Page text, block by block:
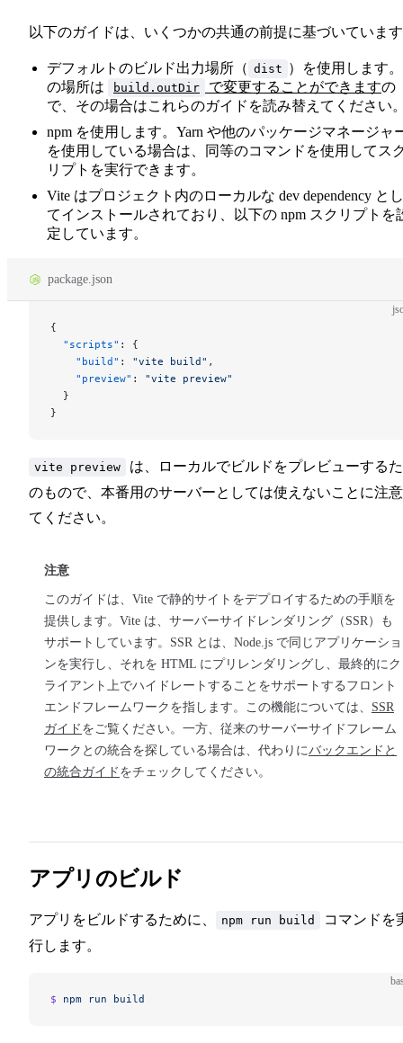
以下のガイドは、いくつかの共通の前提に基づいていま
デフォルトのビルド出力場所（ dist ）を使用します
の場所は
build.outDir で変更することができますの
で、その場合はこれらのガイドを読み替えてください
npm を使用します。Yarn や他のパッケージマネージャ
を使用している場合は、同等のコマンドを使用してス
リプトを実行できます。
Vite はプロジェクト内のローカルな dev dependency とし
てインストールされており、以下の npm スクリプトを
定しています。
package.json
{
  "scripts"
: {
    "build"
: "vite build" ,
    "preview"
: "vite preview"
  }
}
vite preview
は、ローカルでビルドをプレビューする
のもので、本番用のサーバーとしては使えないことに注
てください。
注意
このガイドは、Vite で静的サイトをデプロイするための手順を
提供します。Vite は、サーバーサイドレンダリング（SSR）も
サポートしています。SSR とは、Node.js で同じアプリケーショ
ンを実行し、それを HTML にプリレンダリングし、最終的にク
ライアント上でハイドレートすることをサポートするフロント
エンドフレームワークを指します。この機能については、 SSR
ガイド をご覧ください。一方、従来のサーバーサイドフレーム
ワークとの統合を探している場合は、代わりにバックエンドと
の統合ガイド をチェックしてください。
アプリのビルド
アプリをビルドするために、 npm run build
コマンドを
行します。
$ npm run build